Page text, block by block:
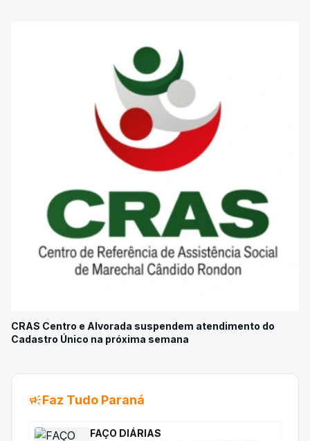
CRAS Centro e Alvorada suspendem atendimento do
Cadastro Único na próxima semana
campaignFaz Tudo Paraná
FAÇO DIÁRIAS